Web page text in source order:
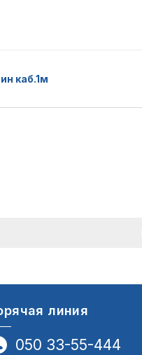
каб.1м
линия
050 33-55-444